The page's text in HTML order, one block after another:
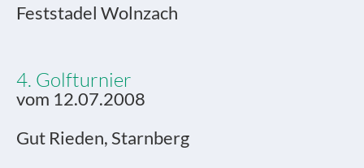
Feststadel Wolnzach
4. Golfturnier
vom 12.07.2008
Gut Rieden, Starnberg